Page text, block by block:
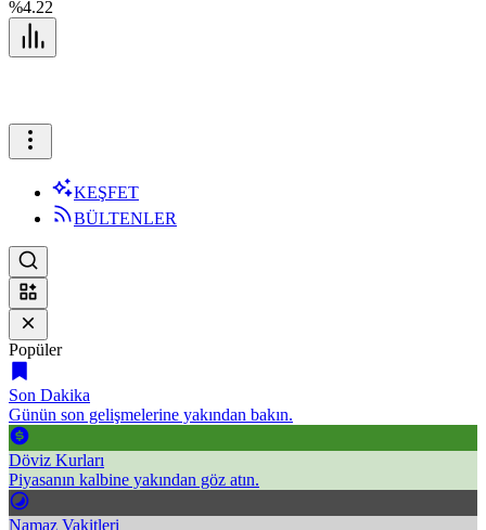
%4.22
KEŞFET
BÜLTENLER
Popüler
Son Dakika
Günün son gelişmelerine yakından bakın.
Döviz Kurları
Piyasanın kalbine yakından göz atın.
Namaz Vakitleri